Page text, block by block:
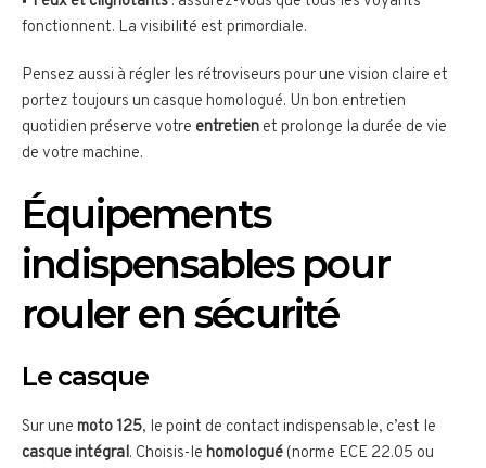
fonctionnent. La visibilité est primordiale.
Pensez aussi à régler les rétroviseurs pour une vision claire et
portez toujours un casque homologué. Un bon entretien
quotidien préserve votre entretien et prolonge la durée de vie
de votre machine.
Équipements
indispensables pour
rouler en sécurité
Le casque
Sur une moto 125, le point de contact indispensable, c’est le
casque intégral. Choisis-le homologué(norme ECE 22.05 ou